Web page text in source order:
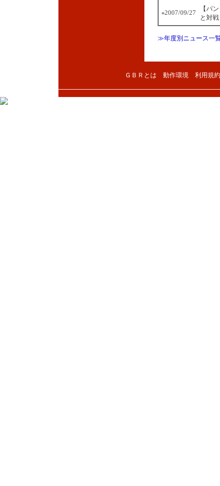
■2007/09/27
【パ
と対戦
≫年度別ニュース一
ＧＢＲとは 動作環境 利用規約